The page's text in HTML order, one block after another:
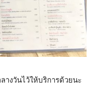
างวันไว้ให้บริการด้วยนะ